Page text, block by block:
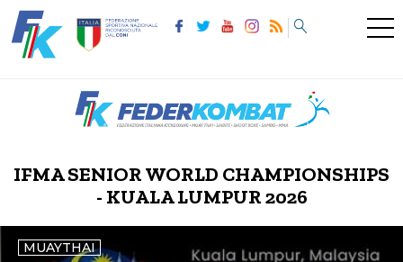
IFMA SENIOR WORLD CHAMPIONSHIPS
- KUALA LUMPUR 2026
MUAYTHAI